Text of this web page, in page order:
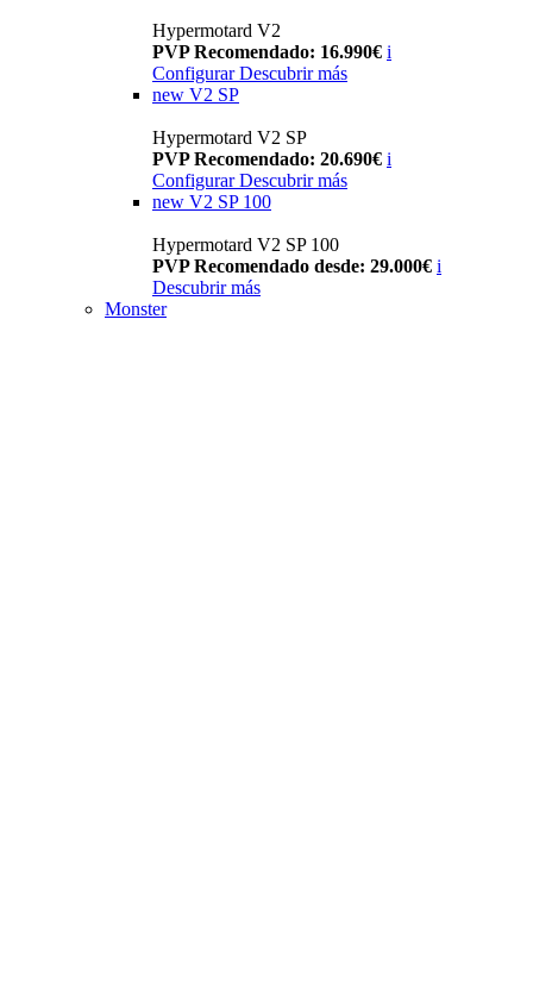
Hypermotard V2
PVP Recomendado: 16.990€ i
Configurar Descubrir más
new V2 SP
Hypermotard V2 SP
PVP Recomendado: 20.690€ i
Configurar Descubrir más
new V2 SP 100
Hypermotard V2 SP 100
PVP Recomendado desde: 29.000€ i
Descubrir más
Monster